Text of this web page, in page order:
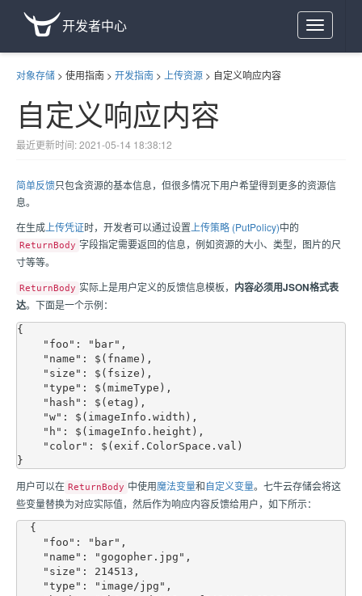
Toggle
navigation
开发者中心
对象存储 > 使用指南 > 开发指南 > 上传资源 > 自定义响应内容
自定义响应内容
最近更新时间: 2021-05-14 18:38:12
简单反馈只包含资源的基本信息，但很多情况下用户希望得到更多的资源信
息。
在生成 上传凭证时，开发者可以通过设置 上传策略 (PutPolicy)中的
ReturnBody 字段指定需要返回的信息，例如资源的大小、类型，图片的尺
寸等等。
ReturnBody 实际上是用户定义的反馈信息模板， 内容必须用JSON格式表
达。下面是一个示例：
{
用户可以在 ReturnBody 中使用魔法变量和自定义变量。 七牛云存储会将这
些变量替换为对应实际值，然后作为响应内容反馈给用户，如下所示：